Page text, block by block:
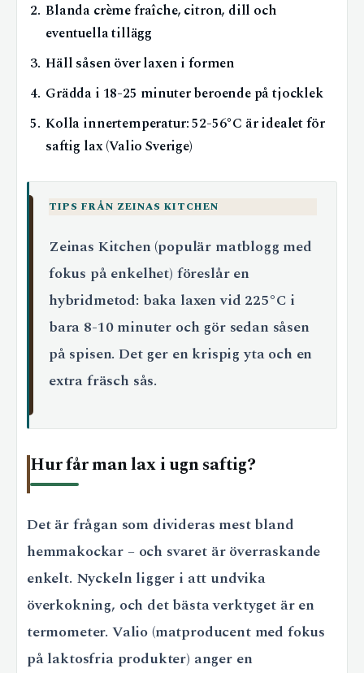
Blanda crème fraîche, citron, dill och
eventuella tillägg
Häll såsen över laxen i formen
Grädda i 18-25 minuter beroende på tjocklek
Kolla innertemperatur: 52-56°C är idealet för
saftig lax (Valio Sverige)
TIPS FRÅN ZEINAS KITCHEN
Zeinas Kitchen (populär matblogg med
fokus på enkelhet) föreslår en
hybridmetod: baka laxen vid 225°C i
bara 8-10 minuter och gör sedan såsen
på spisen. Det ger en krispig yta och en
extra fräsch sås.
Hur får man lax i ugn saftig?
Det är frågan som divideras mest bland
hemmakockar – och svaret är överraskande
enkelt. Nyckeln ligger i att undvika
överkokning, och det bästa verktyget är en
termometer. Valio (matproducent med fokus
på laktosfria produkter) anger en